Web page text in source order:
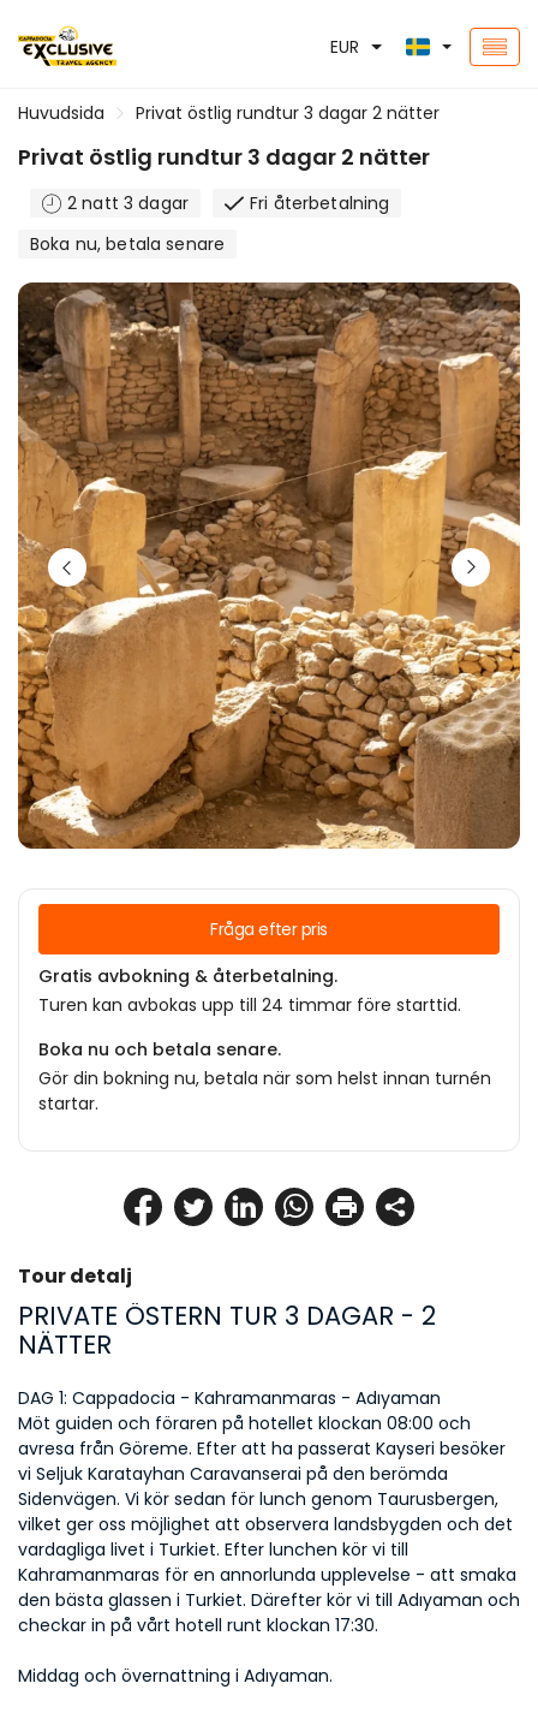
EUR
Huvudsida Privat östlig rundtur 3 dagar 2 nätter
Privat östlig rundtur 3 dagar 2 nätter
2 natt 3 dagar
Fri återbetalning
Boka nu, betala senare
Tour detalj
PRIVATE ÖSTERN TUR 3 DAGAR - 2
NÄTTER
DAG 1: Cappadocia - Kahramanmaras - Adıyaman
Möt guiden och föraren på hotellet klockan 08:00 och
avresa från Göreme. Efter att ha passerat Kayseri besöker
vi Seljuk Karatayhan Caravanserai på den berömda
Sidenvägen. Vi kör sedan för lunch genom Taurusbergen,
vilket ger oss möjlighet att observera landsbygden och det
vardagliga livet i Turkiet. Efter lunchen kör vi till
Kahramanmaras för en annorlunda upplevelse - att smaka
den bästa glassen i Turkiet. Därefter kör vi till Adıyaman och
checkar in på vårt hotell runt klockan 17:30.
Middag och övernattning i Adıyaman.
Fråga efter pris
Gratis avbokning & återbetalning.
Turen kan avbokas upp till 24 timmar före starttid.
Boka nu och betala senare.
Gör din bokning nu, betala när som helst innan turnén
startar.